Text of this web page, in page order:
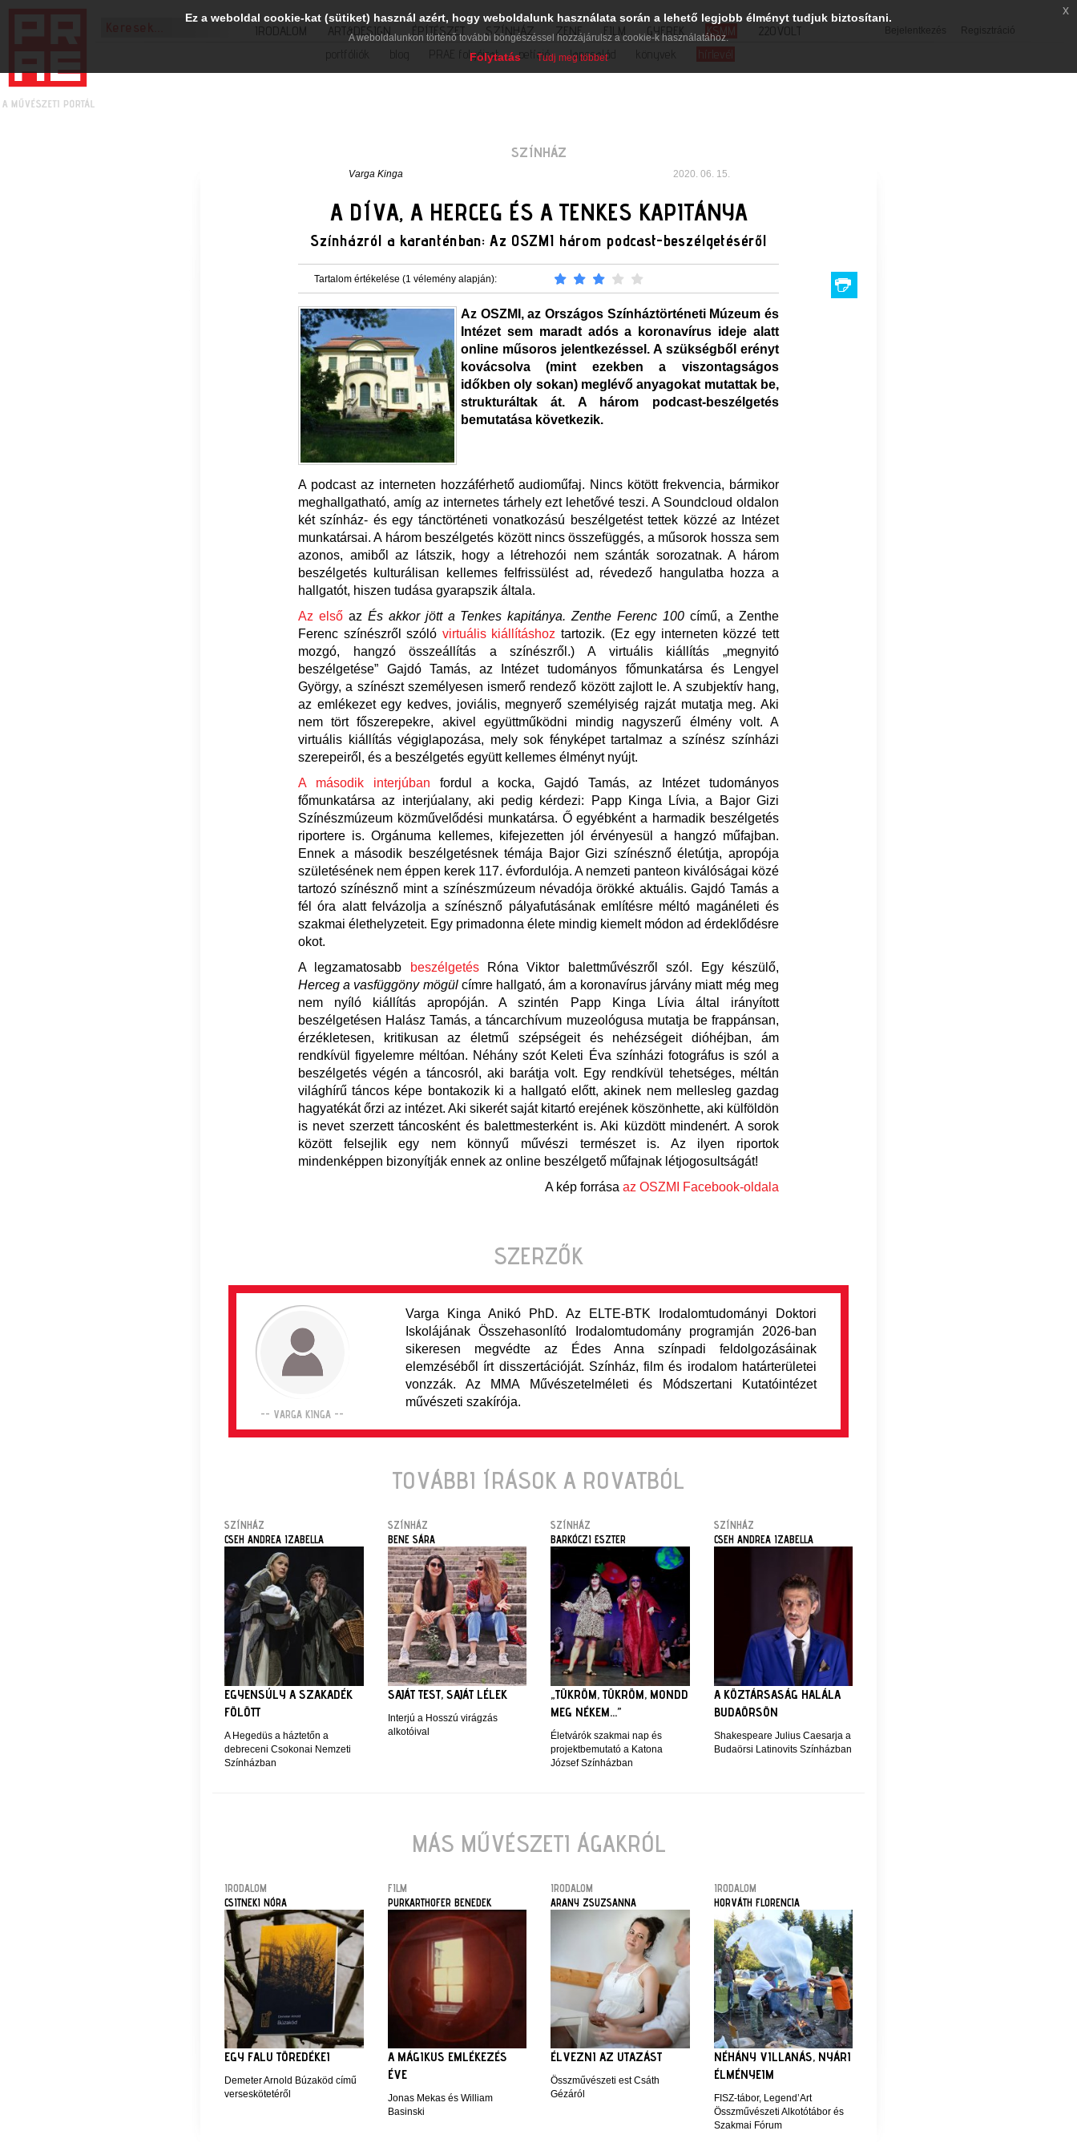
Bejelentkezés Regisztráció
IRODALOM ART&DESIGN ÉPÍTÉSZET SZÍNHÁZ ZENE FILM GYEREK KSMM
220VOLT
portfóliók
PRAE folyóirat petíció lapcsalád könyvek hírlevél
SZÍNHÁZ
Varga Kinga 2020. 06. 15.
A DÍVA, A HERCEG ÉS A TENKES KAPITÁNYA
Színházról a karanténban: Az OSZMI három podcast-beszélgetéséről
Tartalom értékelése (1 vélemény alapján):
Az OSZMI, az Országos Színháztörténeti Múzeum és
Intézet sem maradt adós a koronavírus ideje alatt
online műsoros jelentkezéssel. A szükségből erényt
kovácsolva (mint ezekben a viszontagságos
időkben oly sokan) meglévő anyagokat mutattak be,
strukturáltak át. A három podcast-beszélgetés
bemutatása következik.
A podcast az interneten hozzáférhető audioműfaj. Nincs kötött frekvencia, bármikor
meghallgatható, amíg az internetes tárhely ezt lehetővé teszi. A Soundcloud oldalon
két színház- és egy tánctörténeti vonatkozású beszélgetést tettek közzé az Intézet
munkatársai. A három beszélgetés között nincs összefüggés, a műsorok hossza sem
azonos, amiből az látszik, hogy a létrehozói nem szánták sorozatnak. A három
beszélgetés kulturálisan kellemes felfrissülést ad, révedező hangulatba hozza a
hallgatót, hiszen tudása gyarapszik általa.
Az elsőaz És akkor jött a Tenkes kapitánya. Zenthe Ferenc 100 című, a Zenthe
Ferenc színészről szóló virtuális kiállításhoz tartozik. (Ez egy interneten közzé tett
mozgó, hangzó összeállítás a színészről.) A virtuális kiállítás „megnyitó
beszélgetése” Gajdó Tamás, az Intézet tudományos főmunkatársa és Lengyel
György, a színészt személyesen ismerő rendező között zajlott le. A szubjektív hang,
az emlékezet egy kedves, joviális, megnyerő személyiség rajzát mutatja meg. Aki
nem tört főszerepekre, akivel együttműködni mindig nagyszerű élmény volt. A
virtuális kiállítás végiglapozása, mely sok fényképet tartalmaz a színész színházi
szerepeiről, és a beszélgetés együtt kellemes élményt nyújt.
A második interjúban fordul a kocka, Gajdó Tamás, az Intézet tudományos
főmunkatársa az interjúalany, aki pedig kérdezi: Papp Kinga Lívia, a Bajor Gizi
Színészmúzeum közművelődési munkatársa. Ő egyébként a harmadik beszélgetés
riportere is. Orgánuma kellemes, kifejezetten jól érvényesül a hangzó műfajban.
Ennek a második beszélgetésnek témája Bajor Gizi színésznő életútja, apropója
születésének nem éppen kerek 117. évfordulója. A nemzeti panteon kiválóságai közé
tartozó színésznő mint a színészmúzeum névadója örökké aktuális. Gajdó Tamás a
fél óra alatt felvázolja a színésznő pályafutásának említésre méltó magánéleti és
szakmai élethelyzeteit. Egy primadonna élete mindig kiemelt módon ad érdeklődésre
okot.
A legzamatosabb
beszélgetésRóna Viktor balettművészről szól. Egy készülő,
Herceg a vasfüggöny mögülcímre hallgató, ám a koronavírus járvány miatt még meg
nem nyíló kiállítás apropóján. A szintén Papp Kinga Lívia által irányított
beszélgetésen Halász Tamás, a táncarchívum muzeológusa mutatja be frappánsan,
érzékletesen, kritikusan az életmű szépségeit és nehézségeit dióhéjban, ám
rendkívül figyelemre méltóan. Néhány szót Keleti Éva színházi fotográfus is szól a
beszélgetés végén a táncosról, aki barátja volt. Egy rendkívül tehetséges, méltán
világhírű táncos képe bontakozik ki a hallgató előtt, akinek nem mellesleg gazdag
hagyatékát őrzi az intézet. Aki sikerét saját kitartó erejének köszönhette, aki külföldön
is nevet szerzett táncosként és balettmesterként is. Aki küzdött mindenért. A sorok
között felsejlik egy nem könnyű művészi természet is. Az ilyen riportok
mindenképpen bizonyítják ennek az online beszélgető műfajnak létjogosultságát!
A kép forrása az OSZMI Facebook-oldala
SZERZŐK
-- VARGA KINGA --
Varga Kinga Anikó PhD. Az ELTE-BTK Irodalomtudományi Doktori
Iskolájának Összehasonlító Irodalomtudomány programján 2026-ban
sikeresen megvédte az Édes Anna színpadi feldolgozásáinak
elemzéséből írt disszertációját. Színház, film és irodalom határterületei
vonzzák. Az MMA Művészetelméleti és Módszertani Kutatóintézet
művészeti szakírója.
TOVÁBBI ÍRÁSOK A ROVATBÓL
SZÍNHÁZ
CSEH ANDREA IZABELLA
EGYENSÚLY A SZAKADÉK
FÖLÖTT
A Hegedüs a háztetőn a
debreceni Csokonai Nemzeti
Színházban
SZÍNHÁZ
BENE SÁRA
SAJÁT TEST, SAJÁT LÉLEK
Interjú a Hosszú virágzás
alkotóival
SZÍNHÁZ
BARKÓCZI ESZTER
„TÜKRÖM, TÜKRÖM, MONDD
MEG NÉKEM…”
Életvárók szakmai nap és
projektbemutató a Katona
József Színházban
SZÍNHÁZ
CSEH ANDREA IZABELLA
A KÖZTÁRSASÁG HALÁLA
BUDAÖRSÖN
Shakespeare Julius Caesarja a
Budaörsi Latinovits Színházban
MÁS MŰVÉSZETI ÁGAKRÓL
IRODALOM
CSITNEKI NÓRA
EGY FALU TÖREDÉKEI
Demeter Arnold Búzaköd című
verseskötetéről
FILM
PURKARTHOFER BENEDEK
A MÁGIKUS EMLÉKEZÉS
ÉVE
Jonas Mekas és William
Basinski
IRODALOM
ARANY ZSUZSANNA
ÉLVEZNI AZ UTAZÁST
Összművészeti est Csáth
Gézáról
IRODALOM
HORVÁTH FLORENCIA
NÉHÁNY VILLANÁS, NYÁRI
ÉLMÉNYEIM
FISZ-tábor, Legend’Art
Összművészeti Alkotótábor és
Szakmai Fórum
Ez a weboldal cookie-kat (sütiket) használ azért, hogy weboldalunk használata során a lehető legjobb élményt tudjuk biztosítani.
A weboldalunkon történő további böngészéssel hozzájárulsz a cookie-k használatához.
Folytatás Tudj meg többet
x